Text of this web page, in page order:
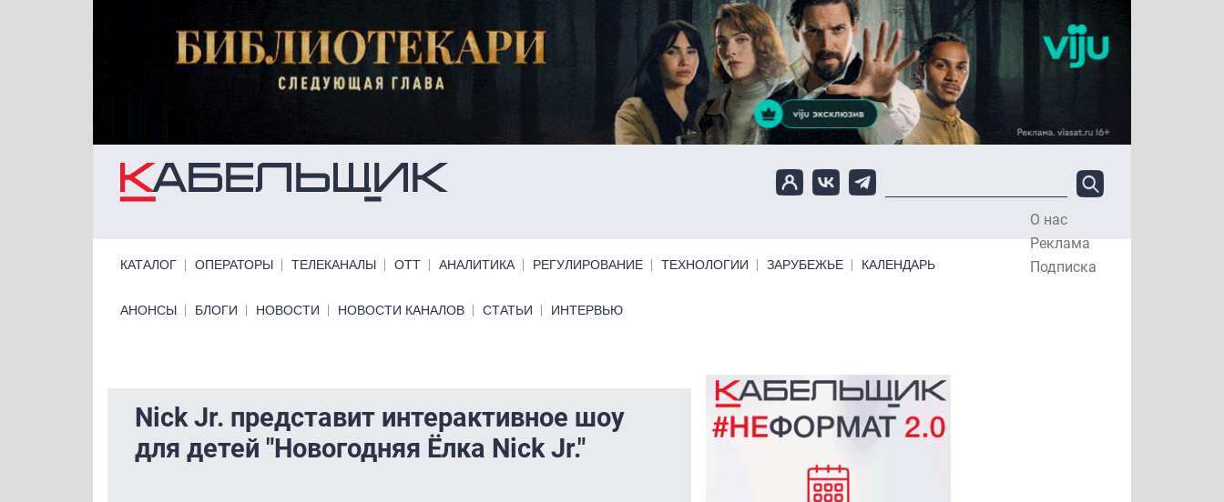
О нас
Реклама
Подписка
КАТАЛОГ ОПЕРАТОРЫ ТЕЛЕКАНАЛЫ ОТТ АНАЛИТИКА РЕГУЛИРОВАНИЕ ТЕХНОЛОГИИ ЗАРУБЕЖЬЕ КАЛЕНДАРЬ
Primary links bottom
АНОНСЫ БЛОГИ НОВОСТИ НОВОСТИ КАНАЛОВ СТАТЬИ ИНТЕРВЬЮ
Nick Jr. представит интерактивное шоу
для детей "Новогодняя Ёлка Nick Jr."